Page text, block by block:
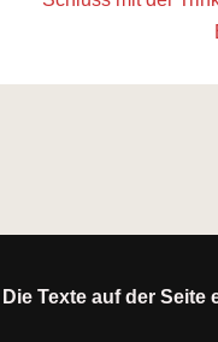
Texte auf der